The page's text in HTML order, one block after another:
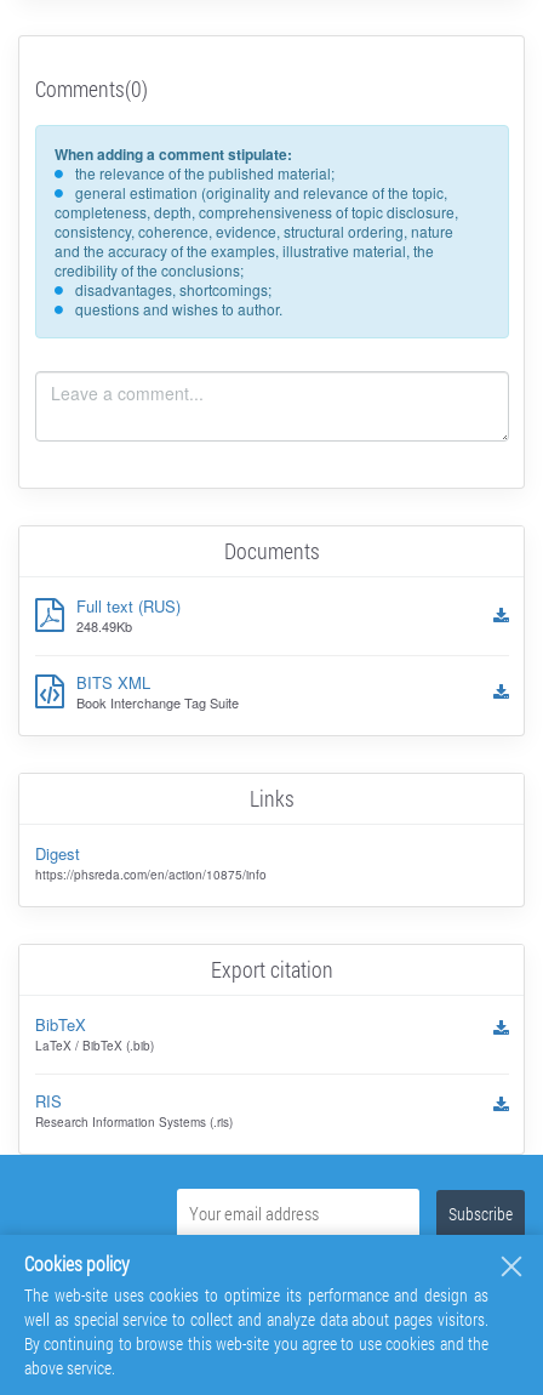
Comments(0)
When adding a comment stipulate:
the relevance of the published material;
general estimation (originality and relevance of the topic,
completeness, depth, comprehensiveness of topic disclosure,
consistency, coherence, evidence, structural ordering, nature
and the accuracy of the examples, illustrative material, the
credibility of the conclusions;
disadvantages, shortcomings;
questions and wishes to author.
Documents
Full text (RUS)
248.49Kb
BITS XML
Book Interchange Tag Suite
Links
Digest
https://phsreda.com/en/action/10875/info
Export citation
BibTeX
LaTeX / BibTeX (.bib)
RIS
Research Information Systems (.ris)
Cookies policy
The web-site uses cookies to optimize its performance and design as
well as special service to collect and analyze data about pages visitors.
By continuing to browse this web-site you agree to use cookies and the
above service.